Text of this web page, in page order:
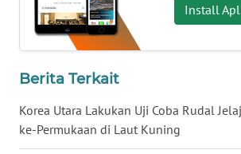
Install
Berita Terkait
Korea Utara Lakukan Uji Coba Rudal
ke-Permukaan di Laut Kuning
WN
BALI
KALBAR
WN